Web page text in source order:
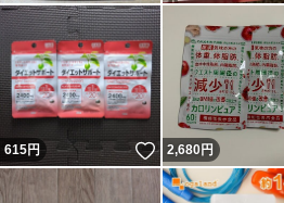
615円 いいね！
2,680円